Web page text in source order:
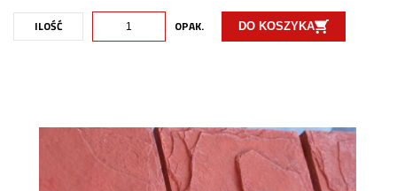
ILOŚĆ OPAK. DO KOSZYKA